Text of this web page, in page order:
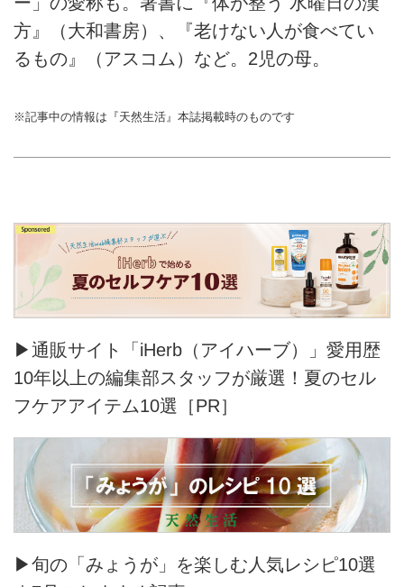
方』（大和書房）、『老けない人が食べてい
るもの』（アスコム）など。2児の母。
※記事中の情報は『天然生活』本誌掲載時のものです
▶通販サイト「iHerb（アイハーブ）」愛用歴
10年以上の編集部スタッフが厳選！夏のセル
フケアアイテム10選［PR］
▶旬の「みょうが」を楽しむ人気レシピ10選